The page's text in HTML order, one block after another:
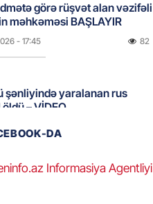
görə rüşvət alan vəzifəli
məhkəməsi BAŞLAYIR
- 17:45 82
şənliyində yaralanan rus
– VİDEO
qadının milyonluq mirası ilə
DA
Informasiya Agentliyi